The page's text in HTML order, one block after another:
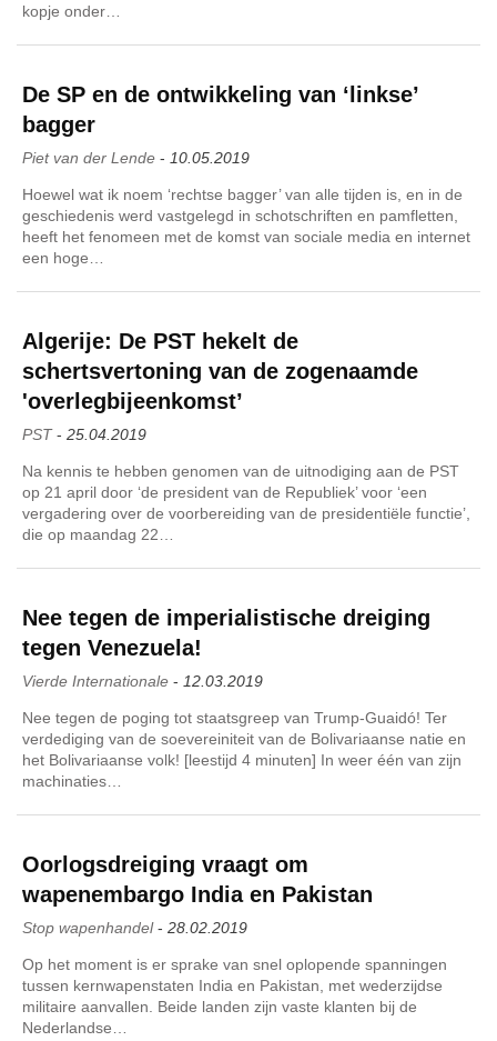
kopje onder…
De SP en de ontwikkeling van ‘linkse’
bagger
Piet van der Lende - 10.05.2019
Hoewel wat ik noem ‘rechtse bagger’ van alle tijden is, en in de
geschiedenis werd vastgelegd in schotschriften en pamfletten,
heeft het fenomeen met de komst van sociale media en internet
een hoge…
Algerije: De PST hekelt de
schertsvertoning van de zogenaamde
'overlegbijeenkomst’
PST- 25.04.2019
Na kennis te hebben genomen van de uitnodiging aan de PST
op 21 april door ‘de president van de Republiek’ voor ‘een
vergadering over de voorbereiding van de presidentiële functie’,
die op maandag 22…
Nee tegen de imperialistische dreiging
tegen Venezuela!
Vierde Internationale - 12.03.2019
Nee tegen de poging tot staatsgreep van Trump-Guaidó! Ter
verdediging van de soevereiniteit van de Bolivariaanse natie en
het Bolivariaanse volk! [leestijd 4 minuten] In weer één van zijn
machinaties…
Oorlogsdreiging vraagt om
wapenembargo India en Pakistan
Stop wapenhandel- 28.02.2019
Op het moment is er sprake van snel oplopende spanningen
tussen kernwapenstaten India en Pakistan, met wederzijdse
militaire aanvallen. Beide landen zijn vaste klanten bij de
Nederlandse…